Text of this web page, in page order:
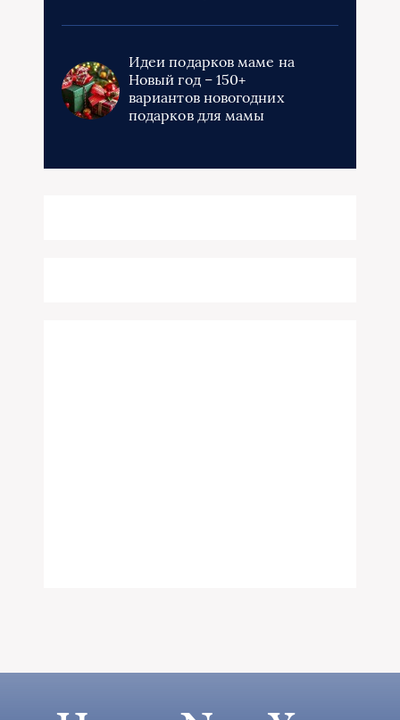
Идеи подарков маме на
Новый год – 150+
вариантов новогодних
подарков для мамы